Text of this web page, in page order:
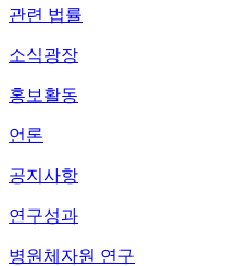
관련 법률
소식광장
홍보활동
언론
공지사항
연구성과
병원체자원 연구